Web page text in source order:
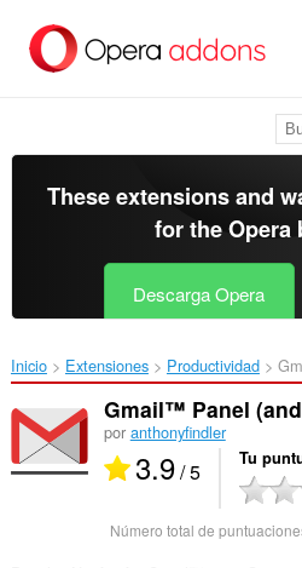
contenido
These extensions and
for theOpera
Descarga Opera
Inicio Extensiones Productividad
Gmail™ Panel
por anthonyfindler
3.9/ 5 Tu
Número total de